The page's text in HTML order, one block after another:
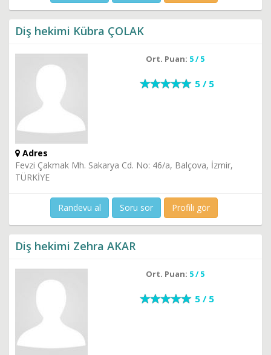
Diş hekimi Kübra ÇOLAK
Ort. Puan: 5 / 5
5 / 5
Adres
Fevzi Çakmak Mh. Sakarya Cd. No: 46/a, Balçova, İzmir,
TÜRKİYE
Randevu al Soru sor Profili gör
Diş hekimi Zehra AKAR
Ort. Puan: 5 / 5
5 / 5